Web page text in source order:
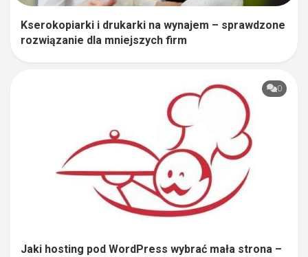
Kserokopiarki i drukarki na wynajem – sprawdzone
rozwiązanie dla mniejszych firm
0
Jaki hosting pod WordPress wybrać mała strona –